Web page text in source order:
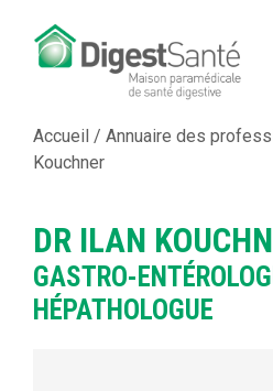
Accueil / Annuaire des
Kouchner
DR ILAN
GASTRO-
HÉPATHOLOGUE